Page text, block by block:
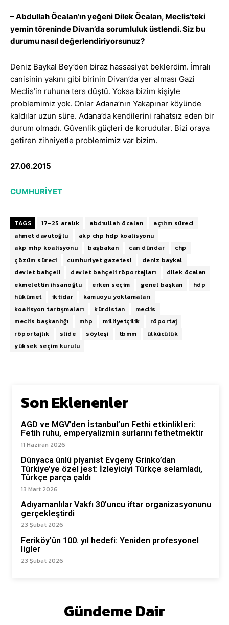
– Abdullah Öcalan’ın yeğeni Dilek Öcalan, Meclis’teki
yemin töreninde Divan’da sorumluluk üstlendi. Siz bu
durumu nasıl değerlendiriyorsunuz?
Deniz Baykal Bey’den biraz hassasiyet beklerdim. İmralı
canisinin yakını gibi birinin Divan’da yer alması Gazi
Meclis’in ruhuna ters düştü. Yoksa bizim kişiyle
problemimiz yok. Onlar Adana’nın Yakapınar köyünde
kaldılar uzun süre. Adana’da kendilerini rahatsız eden bir
durum olmadı. Güvenlik güçleri de korudular. Bizi oraya
getiren zihniyetle problemimiz var bizim.
27.06.2015
CUMHURİYET
TAGS 17-25 aralık abdıullah öcalan
açılım süreci
ahmet davutoğlu
akp chp hdp koalisyonu
akp mhp koalisyonu
başbakan can dündar
chp
çözüm süreci
cumhuriyet gazetesi
deniz baykal
devlet bahçeli
devlet bahçeli röportajları
dilek öcalan
ekmelettin ihsanoğlu
erken seçim genel başkan
hdp
hükümet
iktidar
kamuoyu yoklamaları
koalisyon tartışmaları
kürdistan
meclis
meclis başkanlığı
mhp milliyetçilik
röportaj
röportajlık
slide söyleşi tbmm
ülkücülük
yüksek seçim kurulu
Son Eklenenler
AGD ve MGV’den İstanbul’un Fethi etkinlikleri:
Fetih ruhu, emperyalizmin surlarını fethetmektir
11 Haziran 2026
Dünyaca ünlü piyanist Evgeny Grinko’dan
Türkiye’ye özel jest: İzleyiciyi Türkçe selamladı,
Türkçe parça çaldı
13 Mart 2026
Adıyamanlılar Vakfı 30’uncu iftar organizasyonunu
gerçekleştirdi
23 Şubat 2026
Feriköy’ün 100. yıl hedefi: Yeniden profesyonel
ligler
23 Şubat 2026
Gündeme Dair